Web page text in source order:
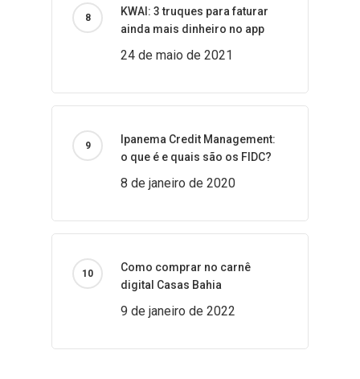
KWAI: 3 truques para faturar
ainda mais dinheiro no app
24 de maio de 2021
Ipanema Credit Management:
o que é e quais são os FIDC?
8 de janeiro de 2020
Como comprar no carnê
digital Casas Bahia
9 de janeiro de 2022